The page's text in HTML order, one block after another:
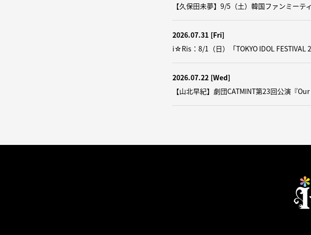
【久保田未夢】9/5（土）韓国ファンミー
2026.07.31 [Fri]
i☆Ris：8/1（日）「TOKYO IDOL
2026.07.22 [Wed]
【山北早紀】劇団CATMINT第23回公演『